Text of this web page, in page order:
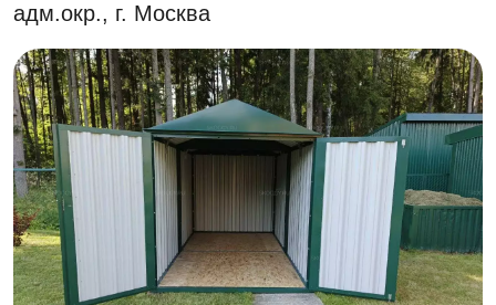
адм.окр., г. Москва